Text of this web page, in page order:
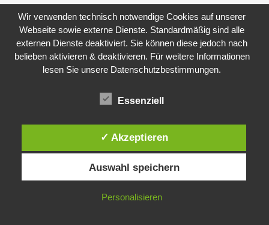
Wir verwenden technisch notwendige Cookies auf unserer
Webseite sowie externe Dienste. Standardmäßig sind alle
externen Dienste deaktiviert. Sie können diese jedoch nach
belieben aktivieren & deaktivieren. Für weitere Informationen
lesen Sie unsere Datenschutzbestimmungen.
Essenziell
✓ Akzeptieren
Auswahl speichern
Personalisieren